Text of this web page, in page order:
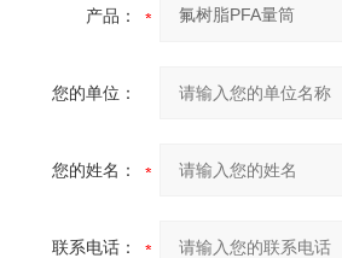
产品：
您的单位：
您的姓名：
联系电话：